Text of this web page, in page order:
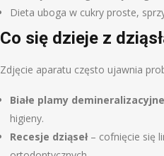
Dieta uboga w cukry proste,
Co się dzieje z
Zdjęcie aparatu często ujawnia
Białe plamy demineralizacyjne
higieny.
Recesje dziąseł– cofnięcie się